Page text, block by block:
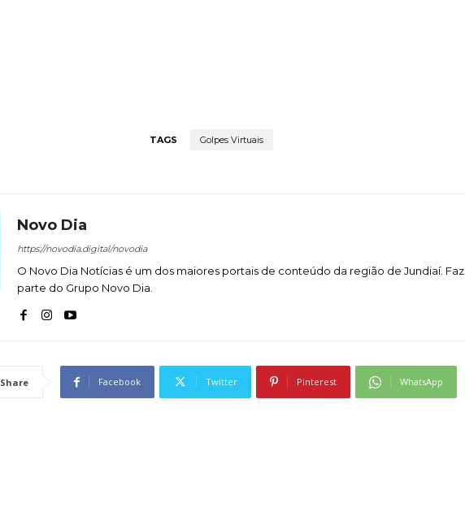
TAGS Golpes Virtuais
Novo Dia
https://novodia.digital/novodia
O Novo Dia Notícias é um dos maiores portais de conteúdo da região de Jundiaí. Faz
parte do Grupo Novo Dia.
Share Facebook Twitter Pinterest WhatsApp